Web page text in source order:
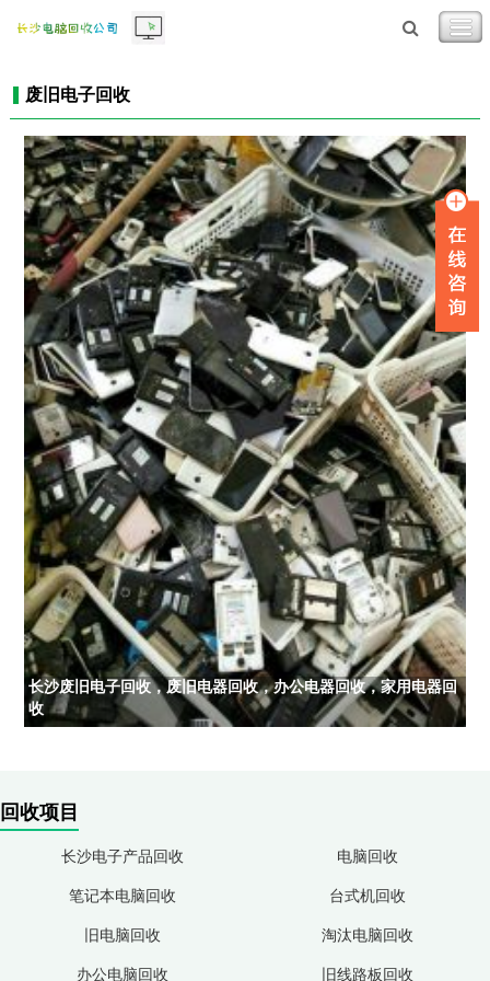
废旧电子回收
长沙废旧电子回收，废旧电器回收，办公电器回收，家用电器回
收
回收项目
长沙电子产品回收 电脑回收
笔记本电脑回收 台式机回收
旧电脑回收 淘汰电脑回收
办公电脑回收 旧线路板回收